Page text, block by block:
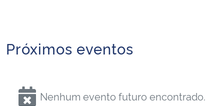
Ministério da Educação
Próximos eventos
Nenhum evento futuro encontrado.